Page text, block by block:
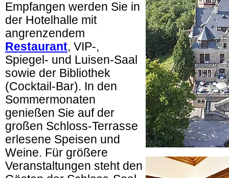
Empfangen werden Sie in
der Hotelhalle mit
angrenzendem
Restaurant, VIP-,
Spiegel- und Luisen-Saal
sowie der Bibliothek
(Cocktail-Bar). In den
Sommermonaten
genießen Sie auf der
großen Schloss-Terrasse
erlesene Speisen und
Weine. Für größere
Veranstaltungen steht den